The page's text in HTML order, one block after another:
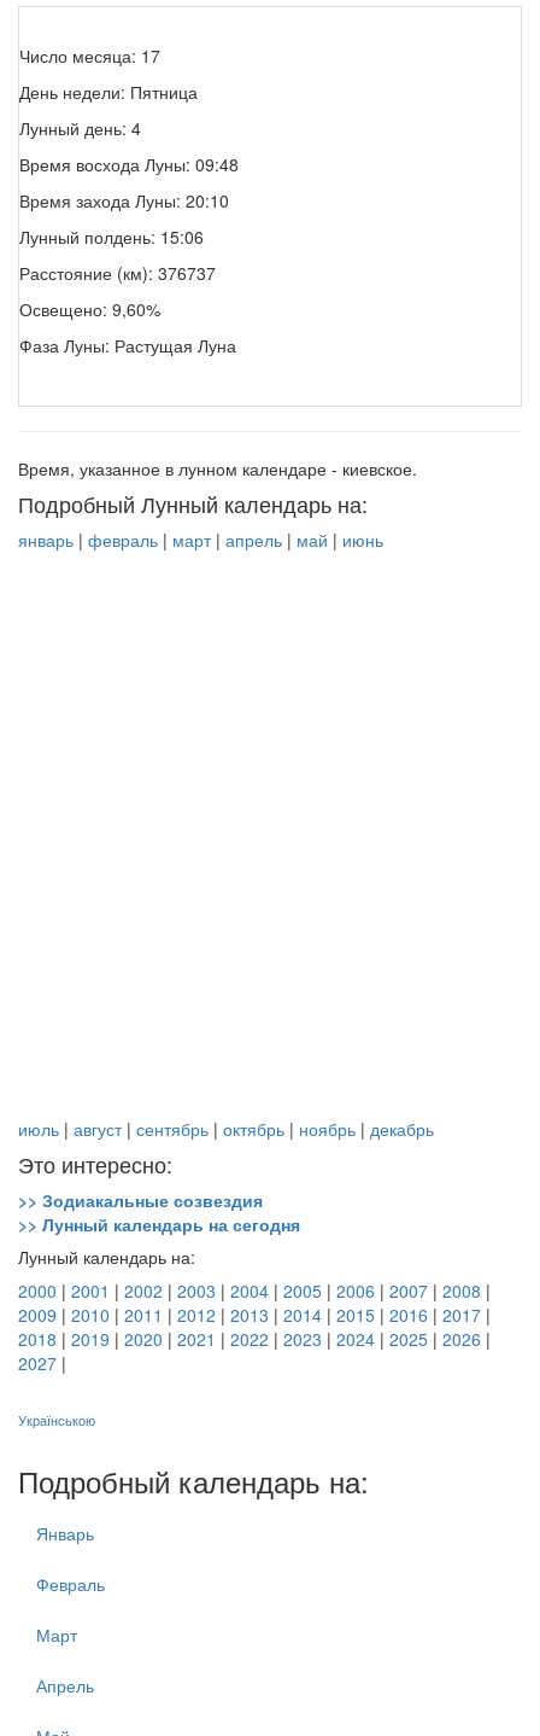
Число месяца: 17
День недели: Пятница
Лунный день: 4
Время восхода Луны: 09:48
Время захода Луны: 20:10
Лунный полдень: 15:06
Расстояние (км): 376737
Освещено: 9,60%
Фаза Луны: Растущая Луна
Время, указанное в лунном календаре - киевское.
Подробный Лунный календарь на:
январь | февраль | март| апрель | май | июнь
июль | август| сентябрь | октябрь | ноябрь | декабрь
Это интересно:
>> Зодиакальные созвездия
>> Лунный календарь на сегодня
Лунный календарь на:
2000 | 2001 | 2002 | 2003 | 2004 | 2005 | 2006 | 2007 | 2008 |
2009 | 2010 | 2011 | 2012 | 2013 | 2014 | 2015 | 2016 | 2017 |
2018 | 2019 | 2020 | 2021 | 2022 | 2023 | 2024 | 2025 | 2026 |
2027 |
Українською
Подробный календарь на:
Январь
Февраль
Март
Апрель